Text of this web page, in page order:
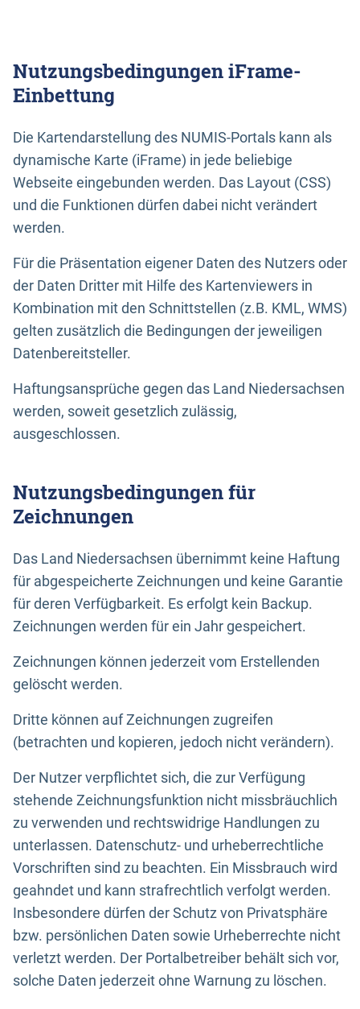
Nutzungsbedingungen iFrame-
Einbettung
Die Kartendarstellung des NUMIS-Portals kann als
dynamische Karte (iFrame) in jede beliebige
Webseite eingebunden werden. Das Layout (CSS)
und die Funktionen dürfen dabei nicht verändert
werden.
Für die Präsentation eigener Daten des Nutzers oder
der Daten Dritter mit Hilfe des Kartenviewers in
Kombination mit den Schnittstellen (z.B. KML, WMS)
gelten zusätzlich die Bedingungen der jeweiligen
Datenbereitsteller.
Haftungsansprüche gegen das Land Niedersachsen
werden, soweit gesetzlich zulässig,
ausgeschlossen.
Nutzungsbedingungen für
Zeichnungen
Das Land Niedersachsen übernimmt keine Haftung
für abgespeicherte Zeichnungen und keine Garantie
für deren Verfügbarkeit. Es erfolgt kein Backup.
Zeichnungen werden für ein Jahr gespeichert.
Zeichnungen können jederzeit vom Erstellenden
gelöscht werden.
Dritte können auf Zeichnungen zugreifen
(betrachten und kopieren, jedoch nicht verändern).
Der Nutzer verpflichtet sich, die zur Verfügung
stehende Zeichnungsfunktion nicht missbräuchlich
zu verwenden und rechtswidrige Handlungen zu
unterlassen. Datenschutz- und urheberrechtliche
Vorschriften sind zu beachten. Ein Missbrauch wird
geahndet und kann strafrechtlich verfolgt werden.
Insbesondere dürfen der Schutz von Privatsphäre
bzw. persönlichen Daten sowie Urheberrechte nicht
verletzt werden. Der Portalbetreiber behält sich vor,
solche Daten jederzeit ohne Warnung zu löschen.